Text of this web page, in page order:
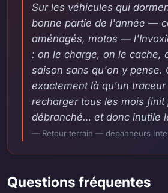
Sur les véhicules qui
bonne partie de l'année —
aménagés, motos —
: on le charge, on le cache,
saison sans qu'on y pense.
exactement là qu'un
recharger tous les mois finit
débranché… et donc inutile
— Retour terrain — dépanneurs
Questions fréquentes